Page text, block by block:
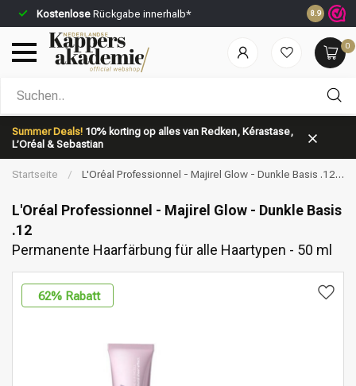
Kostenlose Rückgabe innerhalb* Vor 23:59
8.9
0
Summer Deals! 10% korting op alles van Redken, Kérastase,
L’Oréal & Sebastian
Nach welcher Kategorie suchst du?
Marken Haarpflege
Startseite /
L'Oréal Professionnel - Majirel Glow - Dunkle Basis .12 |
L'Oréal Professionnel - Majirel Glow - Dunkle Basis
.12
Permanente Haarfärbung für alle Haartypen - 50 ml
62% Rabatt